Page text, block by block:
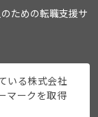
ための転職支援サ
いる株式会社
マークを取得